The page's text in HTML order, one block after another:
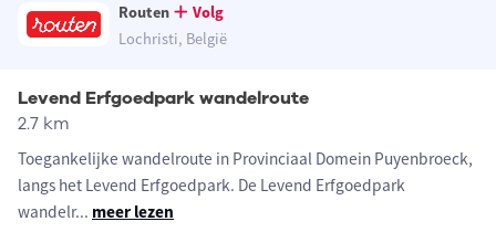
Routen
Volg
Lochristi, België
Levend Erfgoedpark wandelroute
2.7 km
Toegankelijke wandelroute in Provinciaal Domein Puyenbroeck,
langs het Levend Erfgoedpark. De Levend Erfgoedpark
wandelr... meer lezen